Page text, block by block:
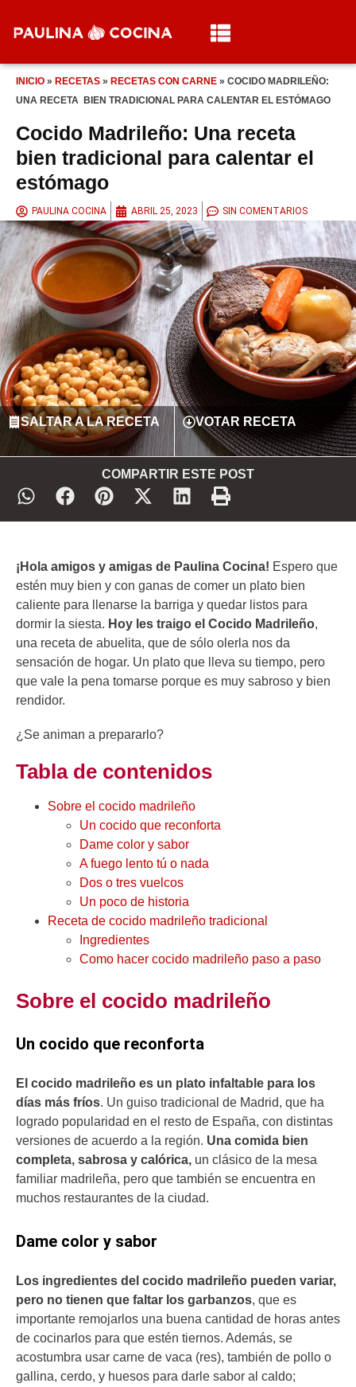
INICIO » RECETAS » RECETAS CON CARNE » COCIDO MADRILEÑO:
UNA RECETA BIEN TRADICIONAL PARA CALENTAR EL ESTÓMAGO
Cocido Madrileño: Una receta
bien tradicional para calentar el
estómago
PAULINA COCINA ABRIL 25, 2023 SIN COMENTARIOS
SALTAR A LA RECETA VOTAR RECETA
COMPARTIR ESTE POST
¡Hola amigos y amigas de Paulina Cocina! Espero que
estén muy bien y con ganas de comer un plato bien
caliente para llenarse la barriga y quedar listos para
dormir la siesta. Hoy les traigo el Cocido Madrileño,
una receta de abuelita, que de sólo olerla nos da
sensación de hogar. Un plato que lleva su tiempo, pero
que vale la pena tomarse porque es muy sabroso y bien
rendidor.
¿Se animan a prepararlo?
Tabla de contenidos
Sobre el cocido madrileño
Un cocido que reconforta
Dame color y sabor
A fuego lento tú o nada
Dos o tres vuelcos
Un poco de historia
Receta de cocido madrileño tradicional
Ingredientes
Como hacer cocido madrileño paso a paso
Sobre el cocido madrileño
Un cocido que reconforta
El cocido madrileño es un plato infaltable para los
días más fríos. Un guiso tradicional de Madrid, que ha
logrado popularidad en el resto de España, con distintas
versiones de acuerdo a la región. Una comida bien
completa, sabrosa y calórica, un clásico de la mesa
familiar madrileña, pero que también se encuentra en
muchos restaurantes de la ciudad.
Dame color y sabor
Los ingredientes del cocido madrileño pueden variar,
pero no tienen que faltar los garbanzos, que es
importante remojarlos una buena cantidad de horas antes
de cocinarlos para que estén tiernos. Además, se
acostumbra usar carne de vaca (res), también de pollo o
gallina, cerdo, y huesos para darle sabor al caldo;